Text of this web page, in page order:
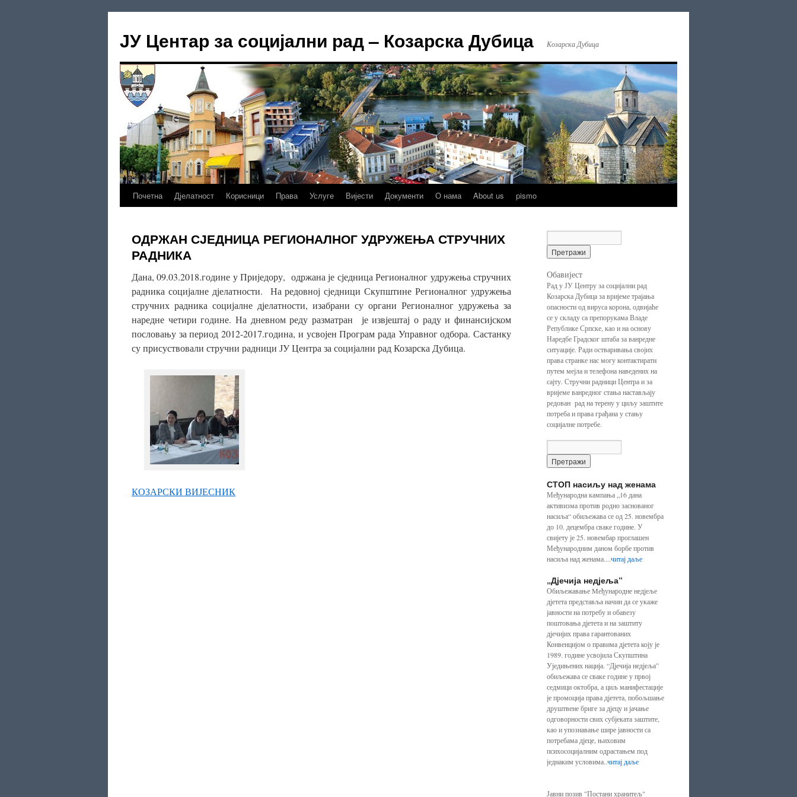
садржај
ЈУ Центар за социјални рад – Козарска Дубица Козарска Дубица
Почетна Дјелатност Корисници Права Услуге Вијести Документи О нама About us pismo
ОДРЖАН СЈЕДНИЦА РЕГИОНАЛНОГ УДРУЖЕЊА СТРУЧНИХ
РАДНИКА
Дана, 09.03.2018.године у Приједору, одржана је сједница Регионалног удружења стручних
радника социјалне дјелатности. На редовној сједници Скупштине Регионалног удружења
стручних радника социјалне дјелатности, изабрани су органи Регионалног удружења за
наредне четири године. На дневном реду разматран је извјештај о раду и финансијском
пословању за период 2012-2017.година, и усвојен Програм рада Управног одбора. Састанку
су присуствовали стручни радници ЈУ Центра за социјални рад Козарска Дубица.
КОЗАРСКИ ВИЈЕСНИК
Обавијест
Рад у ЈУ Центру за социјални рад
Козарска Дубица за вријеме трајања
опасности од вируса корона, одвијаће
се у складу са препорукама Владе
Републике Српске, као и на основу
Наредбе Градског штаба за ванредне
ситуације. Ради остваривања својих
права странке нас могу контактирати
путем мејла и телефона наведених на
сајту. Стручни радници Центра и за
вријеме ванредног стања настављају
редован рад на терену у циљу заштите
потреба и права грађана у стању
социјалне потребе.
СТОП насиљу над женама
Међународна кампања „16 дана
активизма против родно заснованог
насиља“ обиљежава се од 25. новембра
до 10. децембра сваке године. У
свијету је 25. новембар проглашен
Међународним даном борбе против
насиља над женама....читај даље
„Дјечија недјеља“
Обиљежавање Mеђународне недјеље
дјетета представља начин да се укаже
јавности на потребу и обавезу
поштовања дјетета и на заштиту
дјечијих права гарантованих
Конвенцијом о правима дјетета коју је
1989. године усвојила Скупштина
Уједињених нација. “Дјечија недјеља”
обиљежава се сваке године у првој
седмици октобра, а циљ манифестације
је промоција права дјетета, побољшање
друштвене бриге за дјецу и јачање
одговорности свих субјеката заштите,
као и упознавање шире јавности са
потребама дјеце, њиховим
психосоцијалним одрастањем под
једнаким условима..читај даље
Јавни позив "Постани хранитељ"